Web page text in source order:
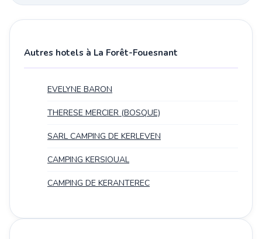
Autres hotels à La Forêt-Fouesnant
EVELYNE BARON
THERESE MERCIER (BOSQUE)
SARL CAMPING DE KERLEVEN
CAMPING KERSIOUAL
CAMPING DE KERANTEREC